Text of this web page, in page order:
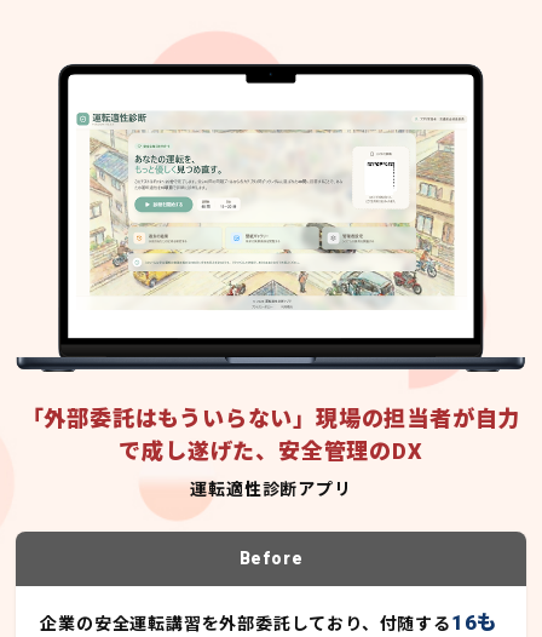
「外部委託はもういらない」現場の担当者が自力
で成し遂げた、安全管理のDX
運転適性診断アプリ
Before
企業の安全運転講習を外部委託しており、付随する16も